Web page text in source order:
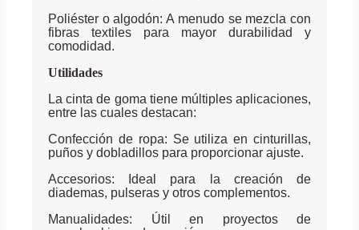
Poliéster o algodón: A menudo se mezcla con
fibras textiles para mayor durabilidad y
comodidad.
Utilidades
La cinta de goma tiene múltiples aplicaciones,
entre las cuales destacan:
Confección de ropa: Se utiliza en cinturillas,
puños y dobladillos para proporcionar ajuste.
Accesorios: Ideal para la creación de
diademas, pulseras y otros complementos.
Manualidades: Útil en proyectos de